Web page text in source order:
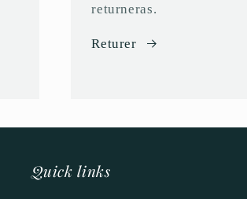
returneras.
Returer
Quick links